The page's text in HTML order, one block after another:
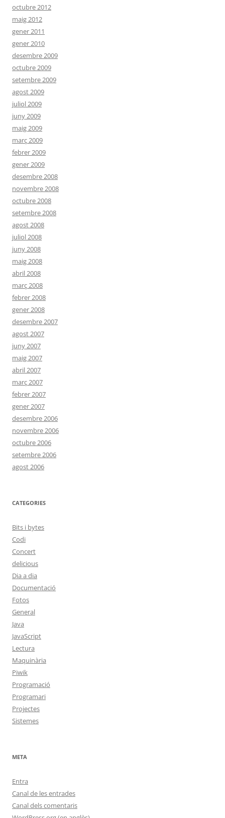
octubre 2012
maig 2012
gener 2011
gener 2010
desembre 2009
octubre 2009
setembre 2009
agost 2009
juliol 2009
juny 2009
maig 2009
març 2009
febrer 2009
gener 2009
desembre 2008
novembre 2008
octubre 2008
setembre 2008
agost 2008
juliol 2008
juny 2008
maig 2008
abril 2008
març 2008
febrer 2008
gener 2008
desembre 2007
agost 2007
juny 2007
maig 2007
abril 2007
març 2007
febrer 2007
gener 2007
desembre 2006
novembre 2006
octubre 2006
setembre 2006
agost 2006
CATEGORIES
Bits i bytes
Codi
Concert
delicious
Dia a dia
Documentació
Fotos
General
Java
JavaScript
Lectura
Maquinària
Piwik
Programació
Programari
Projectes
Sistemes
META
Entra
Canal de les entrades
Canal dels comentaris